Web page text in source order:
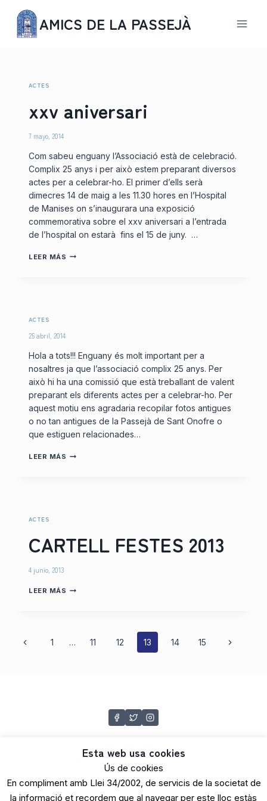
contenido AMICS DE LA PASSEJÀ
ACTES
xxv aniversari
7 mayo, 2014
Com sabeu enguany l’Associació està de celebració.
Complix 25 anys i per això estem preparant diversos
actes per a celebrar-ho. El primer d’ells serà
dimecres 14 de maig a les 11.30 hores en l’Hospital
de Manises on s’inaugurara una exposició
commemorativa sobre el xxv aniversari a l’entrada
de l’hospital on estarà fins el 15 de juny. …
LEER MÁS XXV
ACTES
25 abril, 2014
Hola a tots!!! Enguany és molt important per a
nosaltres ja que l’associació complix 25 anys. Per
això hi ha una comissió que està treballant de valent
preparant els diferents actes per a celebrar-ho. Per
aquest motiu ens agradaria recopilar fotos antigues
o no tan antigues de la Passejà de Sant Onofre o
que estiguen relacionades…
LEER MÁS
ACTES
CARTELL FESTES 2013
4 junio, 2013
LEER MÁS CARTELL
Navegación
Página
1 … 11 12 13 14 15
Siguiente
© 2026 AMICS DE LA PASSEJÀ
Esta web usa cookies
Ús de cookies
En compliment amb Llei 34/2002, de servicis de la societat de
la informació et recordem que al navegar per este lloc estàs